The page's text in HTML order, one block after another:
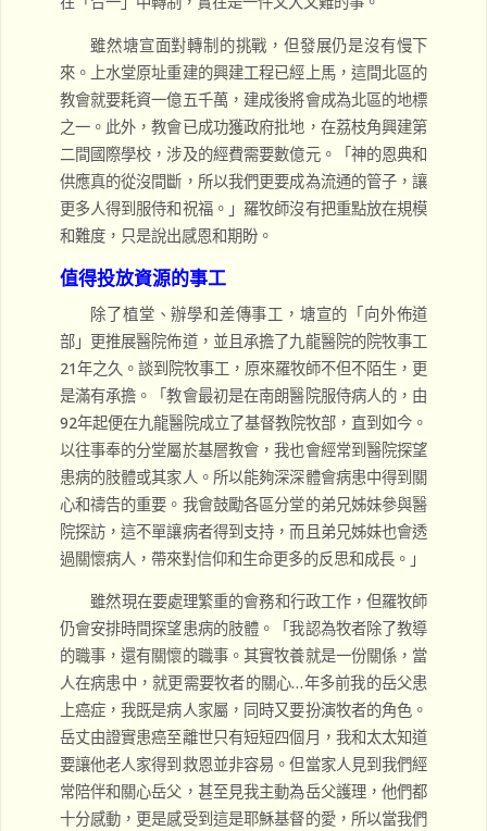
雖然塘宣面對轉制的挑戰，但發展仍是沒有慢下
來。上水堂原址重建的興建工程已經上馬，這間北區的
教會就要耗資一億五千萬，建成後將會成為北區的地標
之一。此外，教會已成功獲政府批地，在荔枝角興建第
二間國際學校，涉及的經費需要數億元。「神的恩典和
供應真的從沒間斷，所以我們更要成為流通的管子，讓
更多人得到服侍和祝福。」羅牧師沒有把重點放在規模
和難度，只是說出感恩和期盼。
值得投放資源的事工
除了植堂、辦學和差傳事工，塘宣的「向外佈道
部」更推展醫院佈道，並且承擔了九龍醫院的院牧事工
21年之久。談到院牧事工，原來羅牧師不但不陌生，更
是滿有承擔。「教會最初是在南朗醫院服侍病人的，由
92年起便在九龍醫院成立了基督教院牧部，直到如今。
以往事奉的分堂屬於基層教會，我也會經常到醫院探望
患病的肢體或其家人。所以能夠深深體會病患中得到關
心和禱告的重要。我會鼓勵各區分堂的弟兄姊妹參與醫
院探訪，這不單讓病者得到支持，而且弟兄姊妹也會透
過關懷病人，帶來對信仰和生命更多的反思和成長。」
雖然現在要處理繁重的會務和行政工作，但羅牧師
仍會安排時間探望患病的肢體。「我認為牧者除了教導
的職事，還有關懷的職事。其實牧養就是一份關係，當
人在病患中，就更需要牧者的關心…年多前我的岳父患
上癌症，我既是病人家屬，同時又要扮演牧者的角色。
岳丈由證實患癌至離世只有短短四個月，我和太太知道
要讓他老人家得到救恩並非容易。但當家人見到我們經
常陪伴和關心岳父，甚至見我主動為岳父護理，他們都
十分感動，更是感受到這是耶穌基督的愛，所以當我們